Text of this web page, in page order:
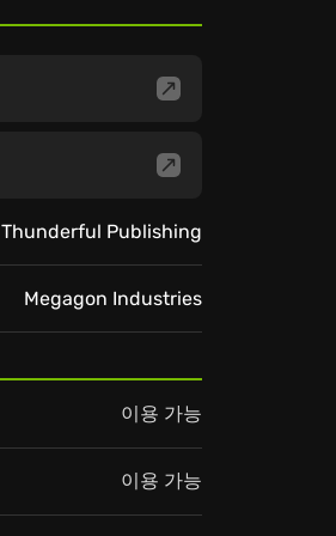
Thunderful Publishing
Megagon Industries
이용 가능
이용 가능